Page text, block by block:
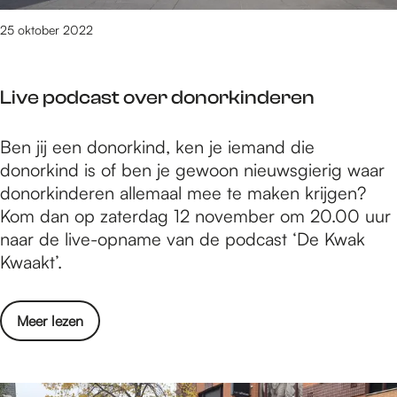
t
e
k
v
o
u
w
e
n
v
l
d
N
o
l
n
e
i
d
t
s
t
r
k
Live podcast over donorkinderen
25 oktober 2022
L
i
v
e
p
o
c
a
Ben jij een donorkind, ken je iemand die
donorkind is of ben je gewoon nieuwsgierig waar
donorkinderen allemaal mee te maken krijgen?
Kom dan op zaterdag 12 november om 20.00 uur
naar de live-opname van de podcast ‘De Kwak
Kwaakt’.
Meer lezen
o
v
r